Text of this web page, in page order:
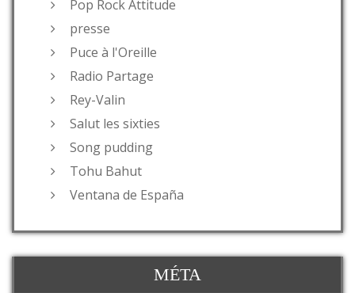
Pop Rock Attitude
presse
Puce à l'Oreille
Radio Partage
Rey-Valin
Salut les sixties
Song pudding
Tohu Bahut
Ventana de España
MÉTA